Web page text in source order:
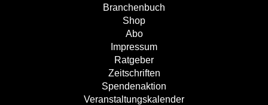
Branchenbuch
Shop
Abo
Impressum
Ratgeber
Zeitschriften
Spendenaktion
Veranstaltungskalender